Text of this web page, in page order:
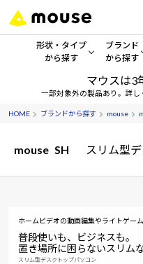
形状・タイプ
から探す
形状・タイプから探す
デスクトップPC
ノートPC
サーバー
ワークステーション
ブランド
から探す
mouse
G TUNE
iiyama
マウスは3
一部対象外の製品あり。詳し
HOME ブランドから探す mouse
mouse SH スリム型
ホームビデオの動画編集やライトゲー
普段使いも、ビジネスも。
置き場所に困らないスリム
スリム型デスクトップパソコン